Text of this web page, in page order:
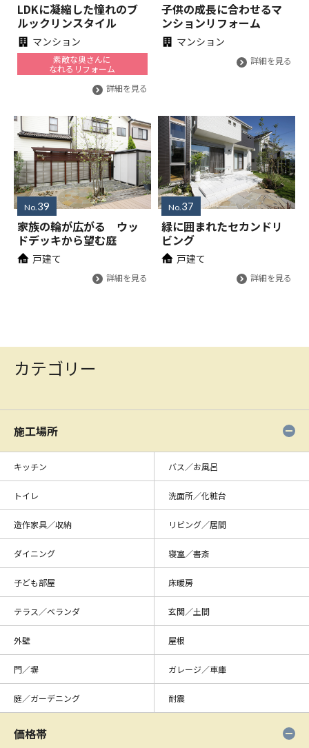
LDKに凝縮した憧れのブ
ルックリンスタイル
マンション
素敵な奥さんに
なれるリフォーム
詳細を見る
子供の成長に合わせるマ
ンションリフォーム
マンション
詳細を見る
No. 39
家族の輪が広がる ウッ
ドデッキから望む庭
戸建て
詳細を見る
No. 37
緑に囲まれたセカンドリ
ビング
戸建て
詳細を見る
カテゴリー
施工場所
キッチン バス／お風呂
トイレ 洗面所／化粧台
造作家具／収納 リビング／居間
ダイニング 寝室／書斎
子ども部屋 床暖房
テラス／ベランダ 玄関／土間
外壁 屋根
門／塀 ガレージ／車庫
庭／ガーデニング 耐震
価格帯